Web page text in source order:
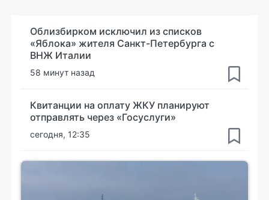
Облизбирком исключил из списков
«Яблока» жителя Санкт-Петербурга с
ВНЖ Италии
58 минут назад
Квитанции на оплату ЖКУ планируют
отправлять через «Госуслуги»
сегодня, 12:35